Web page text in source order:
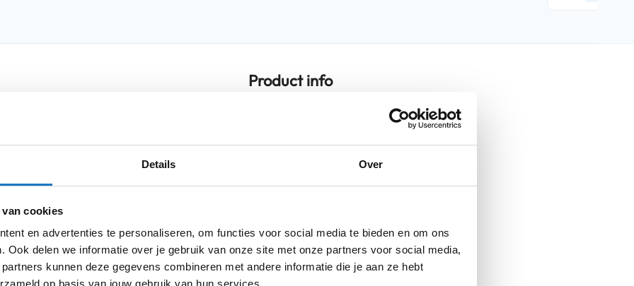
Details Over
cookies
en advertenties te personaliseren, om functies voor social media te bieden en om ons
Ook delen we informatie over je gebruik van onze site met onze partners voor social media,
kunnen deze gegevens combineren met andere informatie die je aan ze hebt
op basis van jouw gebruik van hun services.
biedt tussen veiligheid, comfort en
Matrix (P.I.M.™), een
Dit innovatieve ontwerp biedt
en duurzaam blijft, ideaal voor lange
HJC RPHA-60 een optimale luchtstroom
wordt warmte en vocht efficiënt
de weersomstandigheden. De
en verhoogt de stabiliteit, zelfs bij hoge
Product info
RPHA-60
Kleurstelling Dakar Black/Grey 182
Categorie Integraalhelmen
Pinlock Meegeleverd